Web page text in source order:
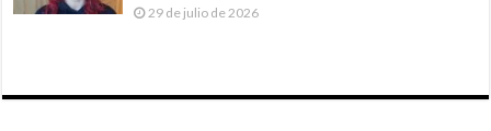
29 de julio de 2026